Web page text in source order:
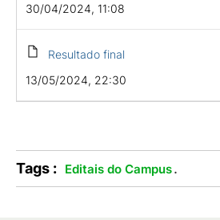
30/04/2024, 11:08
Resultado final
13/05/2024, 22:30
Tags : Editais do Campus.